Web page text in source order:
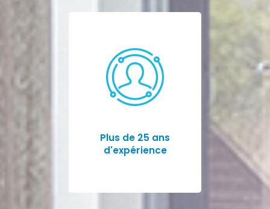
Plus de 25 ans
d'expérience